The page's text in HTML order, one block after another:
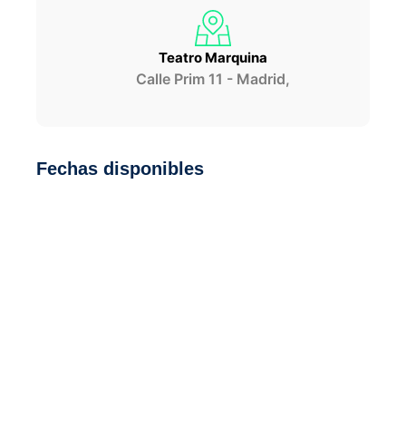
Teatro Marquina
Calle Prim 11 - Madrid,
Fechas disponibles